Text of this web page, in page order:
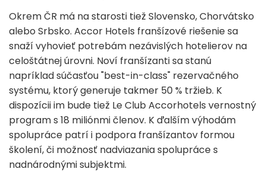
Okrem ČR má na starosti tiež Slovensko, Chorvátsko
alebo Srbsko. Accor Hotels franšízové riešenie sa
snaží vyhovieť potrebám nezávislých hotelierov na
celoštátnej úrovni. Noví franšízanti sa stanú
napríklad súčasťou "best-in-class" rezervačného
systému, ktorý generuje takmer 50 % tržieb. K
dispozícii im bude tiež Le Club Accorhotels vernostný
program s 18 miliónmi členov. K ďalším výhodám
spolupráce patrí i podpora franšízantov formou
školení, či možnosť nadviazania spolupráce s
nadnárodnými subjektmi.